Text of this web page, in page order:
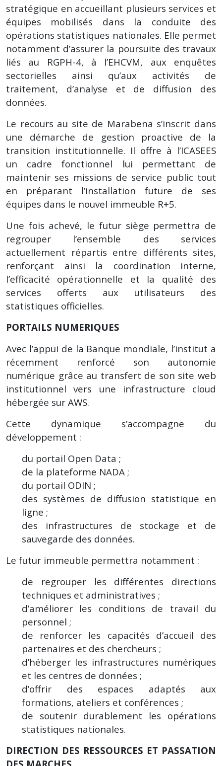
stratégique en accueillant plusieurs services et
équipes mobilisés dans la conduite des
opérations statistiques nationales. Elle permet
notamment d’assurer la poursuite des travaux
liés au RGPH-4, à l’EHCVM, aux enquêtes
sectorielles ainsi qu’aux activités de
traitement, d’analyse et de diffusion des
données.
Le recours au site de Marabena s’inscrit dans
une démarche de gestion proactive de la
transition institutionnelle. Il offre à l’ICASEES
un cadre fonctionnel lui permettant de
maintenir ses missions de service public tout
en préparant l’installation future de ses
équipes dans le nouvel immeuble R+5.
Une fois achevé, le futur siège permettra de
regrouper l’ensemble des services
actuellement répartis entre différents sites,
renforçant ainsi la coordination interne,
l’efficacité opérationnelle et la qualité des
services offerts aux utilisateurs des
statistiques officielles.
PORTAILS NUMERIQUES
Avec l’appui de la Banque mondiale, l’institut a
récemment renforcé son autonomie
numérique grâce au transfert de son site web
institutionnel vers une infrastructure cloud
hébergée sur AWS.
Cette dynamique s’accompagne du
développement :
du portail Open Data ;
de la plateforme NADA ;
du portail ODIN ;
des systèmes de diffusion statistique en
ligne ;
des infrastructures de stockage et de
sauvegarde des données.
Le futur immeuble permettra notamment :
de regrouper les différentes directions
techniques et administratives ;
d’améliorer les conditions de travail du
personnel ;
de renforcer les capacités d’accueil des
partenaires et des chercheurs ;
d’héberger les infrastructures numériques
et les centres de données ;
d’offrir des espaces adaptés aux
formations, ateliers et conférences ;
de soutenir durablement les opérations
statistiques nationales.
DIRECTION DES RESSOURCES ET PASSATION